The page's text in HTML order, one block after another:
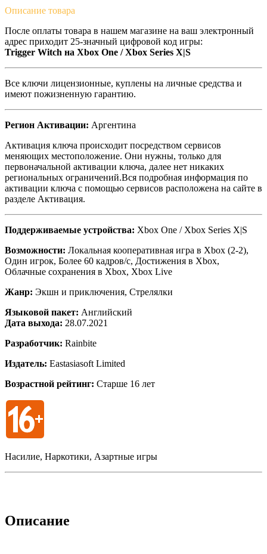
Описание товара
После оплаты товара в нашем магазине на ваш электронный
адрес приходит 25-значный цифровой код игры:
Trigger Witch на Xbox One / Xbox Series X|S
Все ключи лицензионные, куплены на личные средства и
имеют пожизненную гарантию.
Регион Активации: Аргентина
Активация ключа происходит посредством сервисов
меняющих местоположение. Они нужны, только для
первоначальной активации ключа, далее нет никаких
региональных ограничений.Вся подробная информация по
активации ключа с помощью сервисов расположена на сайте в
разделе Активация.
Поддерживаемые устройства: Xbox One / Xbox Series X|S
Возможности: Локальная кооперативная игра в Xbox (2-2),
Один игрок, Более 60 кадров/с, Достижения в Xbox,
Облачные сохранения в Xbox, Xbox Live
Жанр: Экшн и приключения, Стрелялки
Языковой пакет: Английский
Дата выхода: 28.07.2021
Разработчик: Rainbite
Издатель: Eastasiasoft Limited
Возрастной рейтинг: Старше 16 лет
Насилие, Наркотики, Азартные игры
Описание